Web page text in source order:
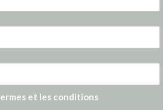
et les conditions